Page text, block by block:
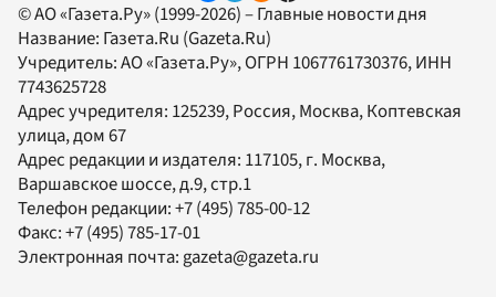
© АО «Газета.Ру» (1999-2026) – Главные новости дня
Название: Газета.Ru (Gazeta.Ru)
Учредитель:АО «Газета.Ру», ОГРН 1067761730376, ИНН
7743625728
Адрес учредителя: 125239, Россия, Москва, Коптевская
улица, дом 67
Адрес редакции и издателя: 117105, г. Москва,
Варшавское шоссе, д.9, стр.1
Телефон редакции:+7 (495) 785-00-12
Факс:+7 (495) 785-17-01
Электронная почта:gazeta@gazeta.ru